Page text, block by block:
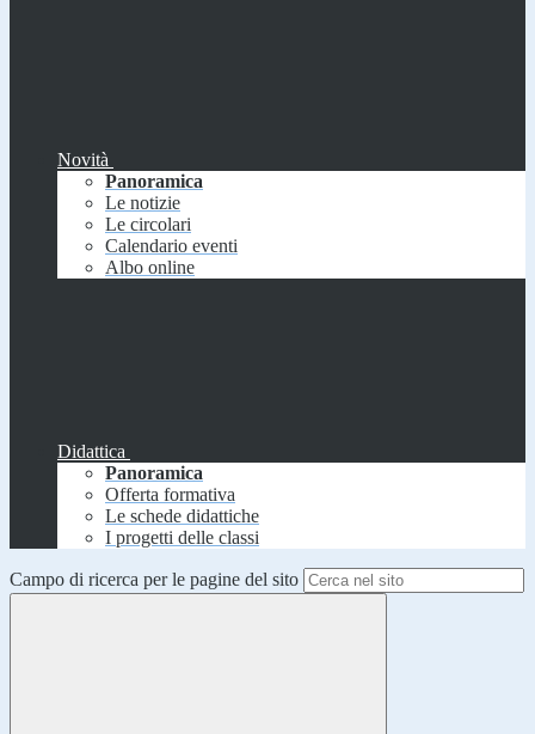
Novità
Panoramica
Le notizie
Le circolari
Calendario eventi
Albo online
Didattica
Panoramica
Offerta formativa
Le schede didattiche
I progetti delle classi
Campo di ricerca per le pagine del sito